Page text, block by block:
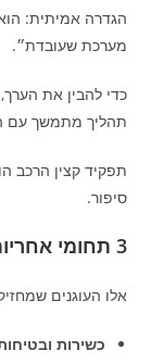
הגדרה אמיתית: הוא
מערכת שעובדת״.
כדי להבין את
תהליך מתמשך עם
תפקיד קצין הרכב
סיפור.
3 תחומי אחריות שמפרידים בין כאוס לשגרה
אלו העוגנים
כשירות